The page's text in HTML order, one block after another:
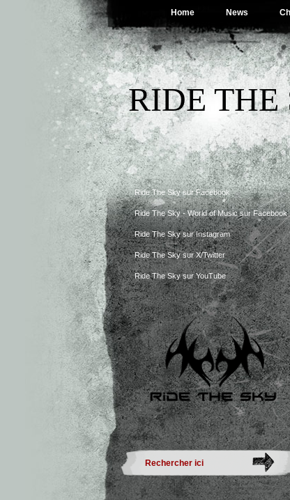
Home News
RIDE THE
Ride The Sky sur Facebook
Ride The Sky - World of Music sur Facebook
Ride The Sky sur Instagram
Ride The Sky sur X/Twitter
Ride The Sky sur YouTube